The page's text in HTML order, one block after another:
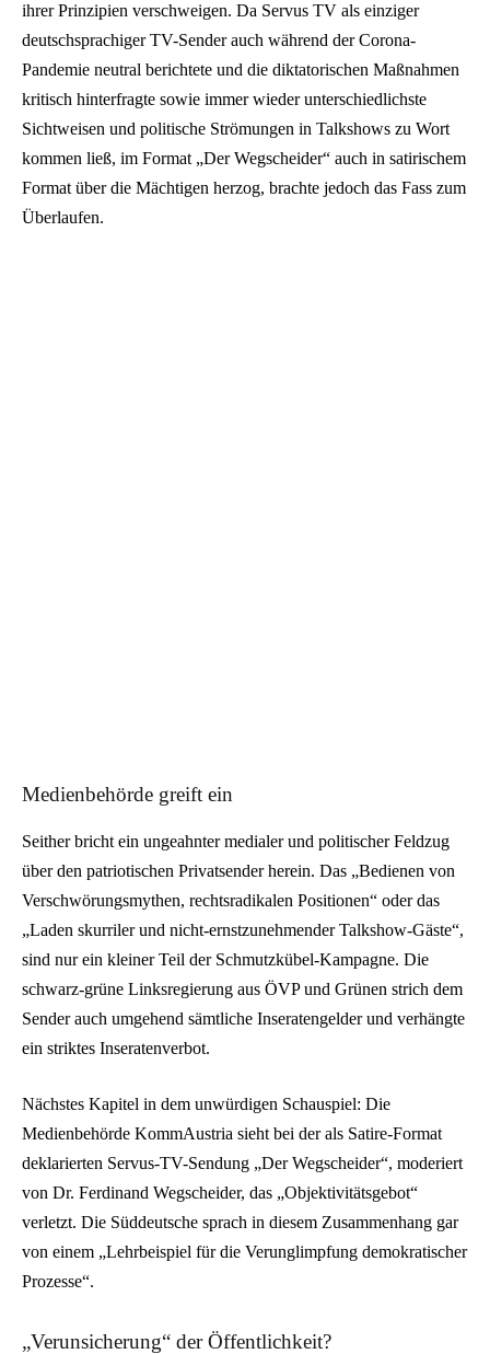
ihrer Prinzipien verschweigen. Da Servus TV als einziger
deutschsprachiger TV-Sender auch während der Corona-
Pandemie neutral berichtete und die diktatorischen Maßnahmen
kritisch hinterfragte sowie immer wieder unterschiedlichste
Sichtweisen und politische Strömungen in Talkshows zu Wort
kommen ließ, im Format „Der Wegscheider“ auch in satirischem
Format über die Mächtigen herzog, brachte jedoch das Fass zum
Überlaufen.
Medienbehörde greift ein
Seither bricht ein ungeahnter medialer und politischer Feldzug
über den patriotischen Privatsender herein. Das „Bedienen von
Verschwörungsmythen, rechtsradikalen Positionen“ oder das
„Laden skurriler und nicht-ernstzunehmender Talkshow-Gäste“,
sind nur ein kleiner Teil der Schmutzkübel-Kampagne. Die
schwarz-grüne Linksregierung aus ÖVP und Grünen strich dem
Sender auch umgehend sämtliche Inseratengelder und verhängte
ein striktes Inseratenverbot.
Nächstes Kapitel in dem unwürdigen Schauspiel: Die
Medienbehörde KommAustria sieht bei der als Satire-Format
deklarierten Servus-TV-Sendung „Der Wegscheider“, moderiert
von Dr. Ferdinand Wegscheider, das „Objektivitätsgebot“
verletzt. Die Süddeutsche sprach in diesem Zusammenhang gar
von einem „Lehrbeispiel für die Verunglimpfung demokratischer
Prozesse“.
„Verunsicherung“ der Öffentlichkeit?